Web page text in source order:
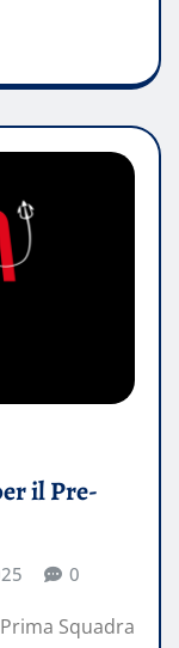
il Pre-
0
Squadra